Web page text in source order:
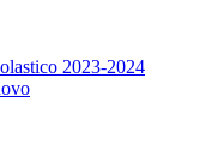
2023-2024